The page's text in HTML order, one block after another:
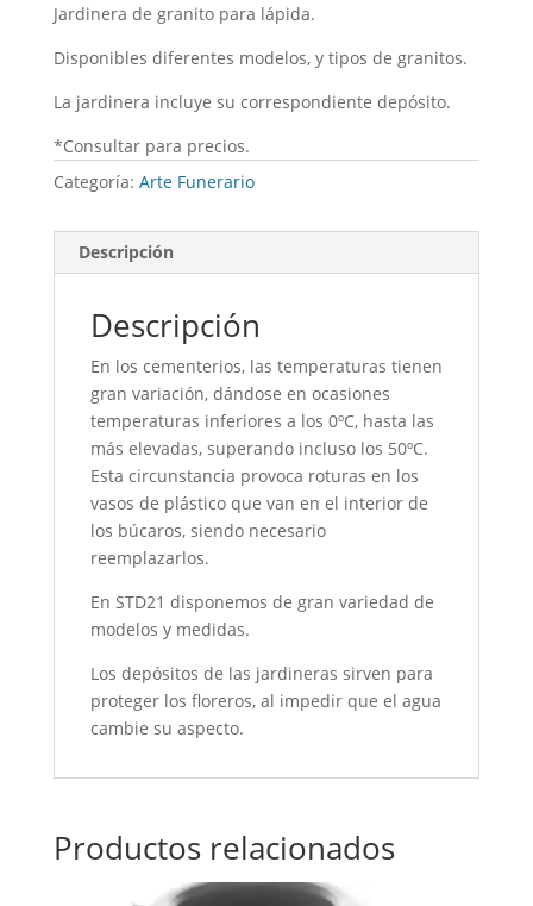
Jardinera de granito para lápida.
Disponibles diferentes modelos, y tipos de granitos.
La jardinera incluye su correspondiente depósito.
*Consultar para precios.
Categoría: Arte Funerario
Descripción
Descripción
En los cementerios, las temperaturas tienen
gran variación, dándose en ocasiones
temperaturas inferiores a los 0ºC, hasta las
más elevadas, superando incluso los 50ºC.
Esta circunstancia provoca roturas en los
vasos de plástico que van en el interior de
los búcaros, siendo necesario
reemplazarlos.
En STD21 disponemos de gran variedad de
modelos y medidas.
Los depósitos de las jardineras sirven para
proteger los floreros, al impedir que el agua
cambie su aspecto.
Productos relacionados